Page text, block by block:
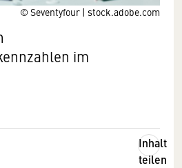
© Seventyfour | stock.adobe.com
im
Inhalt
teilen